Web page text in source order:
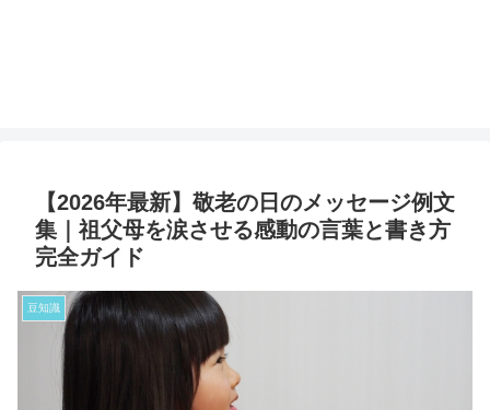
【2026年最新】敬老の日のメッセージ例文
集｜祖父母を涙させる感動の言葉と書き方
完全ガイド
豆知識